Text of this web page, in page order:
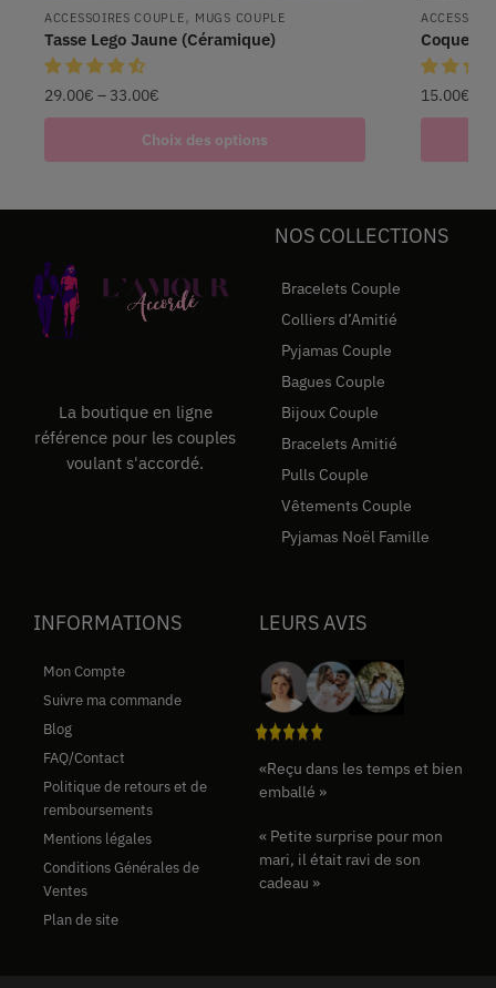
ACCESSOIRES COUPLE, MUGS COUPLE
Tasse Lego Jaune (Céramique)
29.00€ – 33.00€
Choix des options
Coque
15.00€
La boutique en ligne
référence pour les couples
voulant s'accordé.
NOS COLLECTIONS
Bracelets Couple
Colliers d’Amitié
Pyjamas Couple
Bagues Couple
Bijoux Couple
Bracelets Amitié
Pulls Couple
Vêtements Couple
Pyjamas Noël Famille
INFORMATIONS
Mon Compte
Suivre ma commande
Blog
FAQ/Contact
Politique de retours et de
remboursements
Mentions légales
Conditions Générales de
Ventes
Plan de site
LEURS AVIS
«Reçu dans les temps et bien
emballé »
« Petite surprise pour mon
mari, il était ravi de son
cadeau »